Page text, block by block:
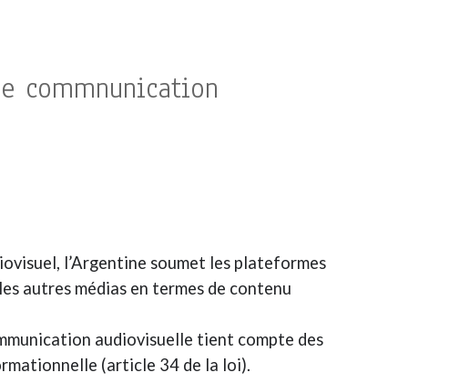
commnunication
l’Argentine soumet les plateformes
autres médias en termes de contenu
audiovisuelle tient compte des
(article 34 de la loi).